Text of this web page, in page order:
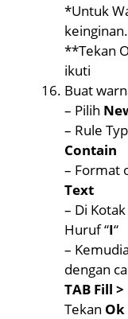
*Untuk
**Tekan
ikuti
Buat
– Pilih
– Rule
Contain
– Format
Text
– Di
Huruf “I“
–
dengan
TAB Fill
Tekan Ok